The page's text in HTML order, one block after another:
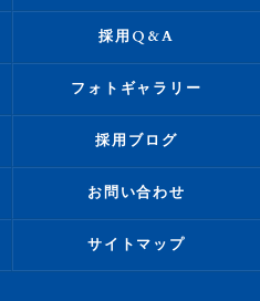
採用Q&A
フォトギャラリー
採用ブログ
お問い合わせ
サイトマップ